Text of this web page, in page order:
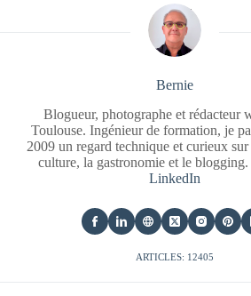
Bernie
Blogueur, photographe et rédacteur
Toulouse. Ingénieur de formation, je
2009 un regard technique et curieux
culture, la gastronomie et le blogging.
LinkedIn
ARTICLES: 12405